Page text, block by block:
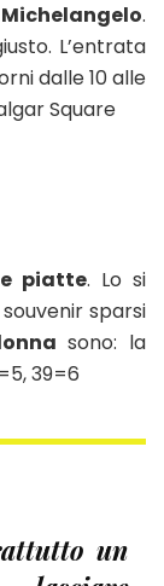
.
L’entrata
dalle 10 alle
Square
piatte. Lo si
sparsi
sono: la
39=6
un